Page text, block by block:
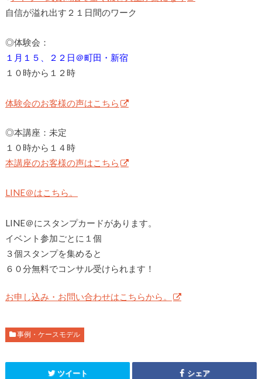
自信が溢れ出す２１日間のワーク
◎体験会：
１月１５、２２日＠町田・新宿
１０時から１２時
体験会のお客様の声はこちら
◎本講座：未定
１０時から１４時
本講座のお客様の声はこちら
LINE＠はこちら。
LINE＠にスタンプカードがあります。
イベント参加ごとに１個
３個スタンプを集めると
６０分無料でコンサル受けられます！
お申し込み・お問い合わせはこちらから。
事例・ケースモデル
ツイート シェア